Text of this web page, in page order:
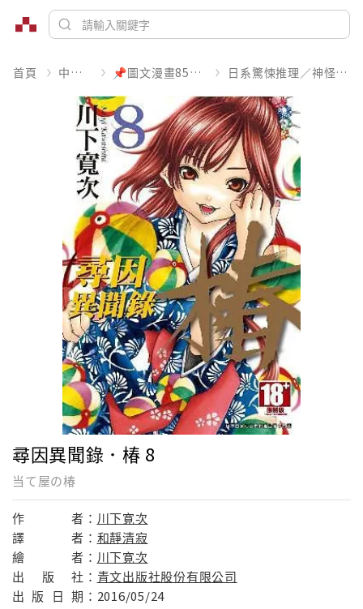
首頁 中文書 📌圖文漫畫85折起 日系驚悚推理／神怪靈異
尋因異聞錄．椿 8
当て屋の椿
作 者： 川下寛次
譯
者： 和靜清寂
繪
者： 川下寛次
出
版 社： 青文出版社股份有限公司
出 版 日 期： 2016/05/24